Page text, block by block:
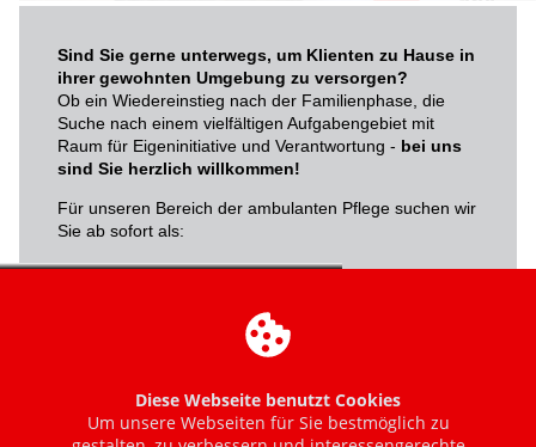
Diese Webseite benutzt Cookies
Um unsere Webseiten für Sie bestmöglich zu